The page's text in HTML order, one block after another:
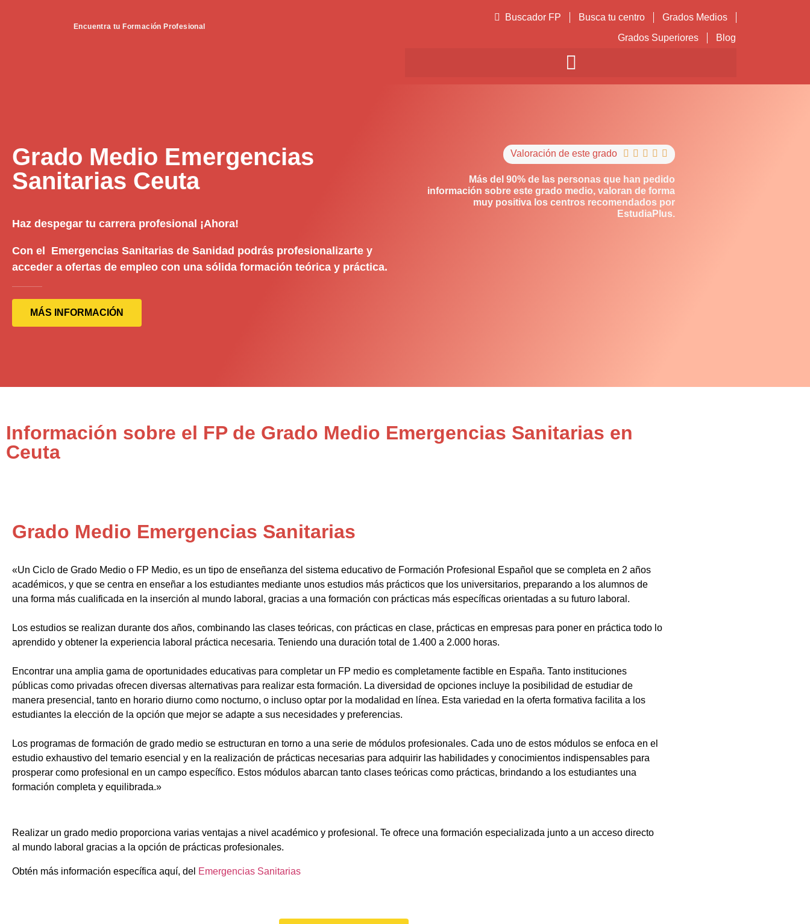
Encuentra tu Formación Profesional
Buscador FP Busca tu centro
Grados Medios
Grados Superiores
Blog
Grado Medio Emergencias
Sanitarias Ceuta
Haz despegar tu carrera profesional ¡Ahora!
Con el Emergencias Sanitarias de Sanidad podrás profesionalizarte y
acceder a ofertas de empleo con una sólida formación teórica y práctica.
MÁS INFORMACIÓN
Valoración de este grado     
Más del 90% de las personas que han pedido
información sobre este grado medio, valoran de forma
muy positiva los centros recomendados por
EstudiaPlus.
Información sobre el FP de Grado Medio Emergencias Sanitarias en
Ceuta
Grado Medio Emergencias Sanitarias
«Un Ciclo de Grado Medio o FP Medio, es un tipo de enseñanza del sistema educativo de Formación Profesional Español que se completa en 2 años
académicos, y que se centra en enseñar a los estudiantes mediante unos estudios más prácticos que los universitarios, preparando a los alumnos de
una forma más cualificada en la inserción al mundo laboral, gracias a una formación con prácticas más específicas orientadas a su futuro laboral.
Los estudios se realizan durante dos años, combinando las clases teóricas, con prácticas en clase, prácticas en empresas para poner en práctica todo lo
aprendido y obtener la experiencia laboral práctica necesaria. Teniendo una duración total de 1.400 a 2.000 horas.
Encontrar una amplia gama de oportunidades educativas para completar un FP medio es completamente factible en España. Tanto instituciones
públicas como privadas ofrecen diversas alternativas para realizar esta formación. La diversidad de opciones incluye la posibilidad de estudiar de
manera presencial, tanto en horario diurno como nocturno, o incluso optar por la modalidad en línea. Esta variedad en la oferta formativa facilita a los
estudiantes la elección de la opción que mejor se adapte a sus necesidades y preferencias.
Los programas de formación de grado medio se estructuran en torno a una serie de módulos profesionales. Cada uno de estos módulos se enfoca en el
estudio exhaustivo del temario esencial y en la realización de prácticas necesarias para adquirir las habilidades y conocimientos indispensables para
prosperar como profesional en un campo específico. Estos módulos abarcan tanto clases teóricas como prácticas, brindando a los estudiantes una
formación completa y equilibrada.»
Realizar un grado medio proporciona varias ventajas a nivel académico y profesional. Te ofrece una formación especializada junto a un acceso directo
al mundo laboral gracias a la opción de prácticas profesionales.
Obtén más información específica aquí, del Emergencias Sanitarias